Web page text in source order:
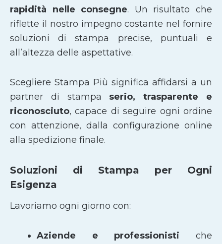
rapidità nelle consegne. Un risultato che
riflette il nostro impegno costante nel fornire
soluzioni di stampa precise, puntuali e
all’altezza delle aspettative.
Scegliere Stampa Più significa affidarsi a un
partner di stampa serio, trasparente e
riconosciuto, capace di seguire ogni ordine
con attenzione, dalla configurazione online
alla spedizione finale.
Soluzioni di Stampa per Ogni
Esigenza
Lavoriamo ogni giorno con:
Aziende e professionisti che